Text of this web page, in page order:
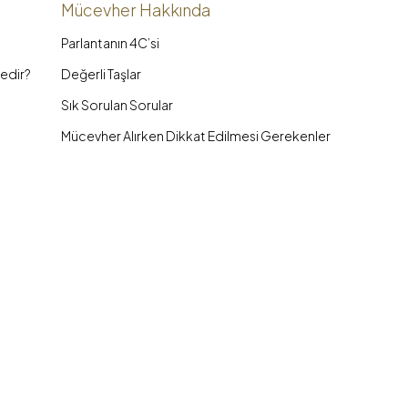
Mücevher Hakkında
Parlantanın 4C’si
Değerli Taşlar
Sık Sorulan Sorular
Mücevher Alırken Dikkat Edilmesi Gerekenler